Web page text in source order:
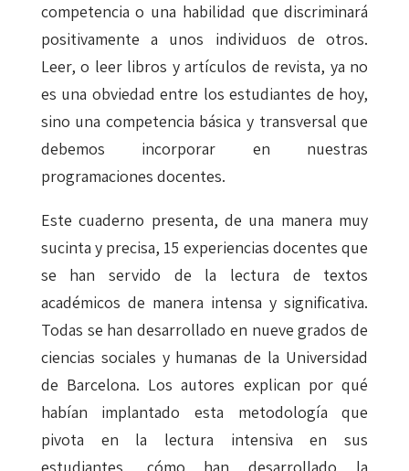
competencia o una habilidad que discriminará
positivamente a unos individuos de otros.
Leer, o leer libros y artículos de revista, ya no
es una obviedad entre los estudiantes de hoy,
sino una competencia básica y transversal que
debemos incorporar en nuestras
programaciones docentes.
Este cuaderno presenta, de una manera muy
sucinta y precisa, 15 experiencias docentes que
se han servido de la lectura de textos
académicos de manera intensa y significativa.
Todas se han desarrollado en nueve grados de
ciencias sociales y humanas de la Universidad
de Barcelona. Los autores explican por qué
habían implantado esta metodología que
pivota en la lectura intensiva en sus